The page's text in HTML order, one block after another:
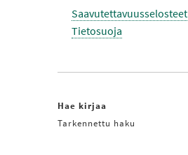
Saavutettavuusselosteet
Tietosuoja
Hae kirjaa
Tarkennettu haku